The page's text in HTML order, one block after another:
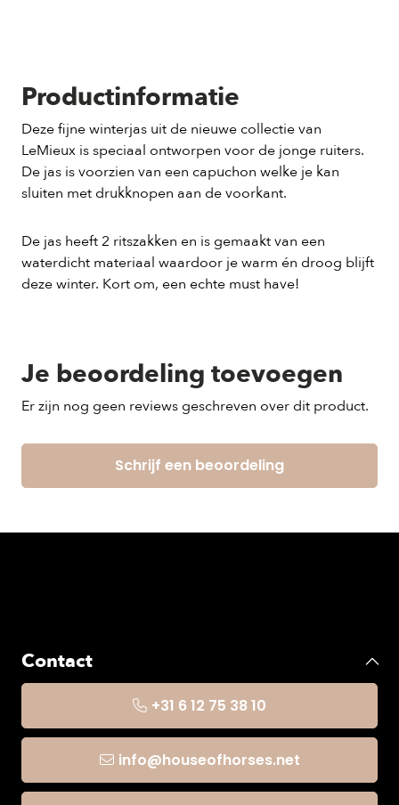
Productinformatie
Deze fijne winterjas uit de nieuwe collectie van
LeMieux is speciaal ontworpen voor de jonge ruiters.
De jas is voorzien van een capuchon welke je kan
sluiten met drukknopen aan de voorkant.
De jas heeft 2 ritszakken en is gemaakt van een
waterdicht materiaal waardoor je warm én droog blijft
deze winter. Kort om, een echte must have!
Je beoordeling toevoegen
Er zijn nog geen reviews geschreven over dit product.
Schrijf een beoordeling
Contact
+31 6 12 75 38 10
info@houseofhorses.net